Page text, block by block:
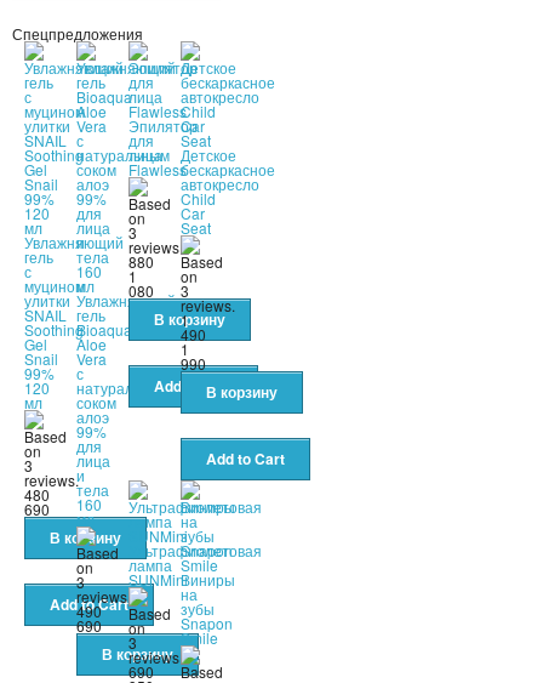
Спецпредложения
Увлажняющий
гель
с
муцином
улитки
SNAIL
Soothing
Gel
Snail
99%
120
мл
480
690
Увлажняющий
гель
Bioaqua
Aloe
Vera
с
натуральным
соком
алоэ
99%
для
лица
и
тела
160
мл
490
690
Эпилятор
для
лица
Flawless
880
1
080
Детское
бескаркасное
автокресло
Child
Car
Seat
1
490
1
990
Ультрафиолетовая
лампа
SUNMini
690
Виниры
на
зубы
Snapon
Smile